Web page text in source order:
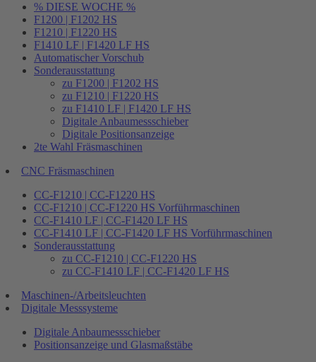
% DIESE WOCHE %
F1200 | F1202 HS
F1210 | F1220 HS
F1410 LF | F1420 LF HS
Automatischer Vorschub
Sonderausstattung
zu F1200 | F1202 HS
zu F1210 | F1220 HS
zu F1410 LF | F1420 LF HS
Digitale Anbaumessschieber
Digitale Positionsanzeige
2te Wahl Fräsmaschinen
CNC Fräsmaschinen
CC-F1210 | CC-F1220 HS
CC-F1210 | CC-F1220 HS Vorführmaschinen
CC-F1410 LF | CC-F1420 LF HS
CC-F1410 LF | CC-F1420 LF HS Vorführmaschinen
Sonderausstattung
zu CC-F1210 | CC-F1220 HS
zu CC-F1410 LF | CC-F1420 LF HS
Maschinen-/Arbeitsleuchten
Digitale Messsysteme
Digitale Anbaumessschieber
Positionsanzeige und Glasmaßstäbe